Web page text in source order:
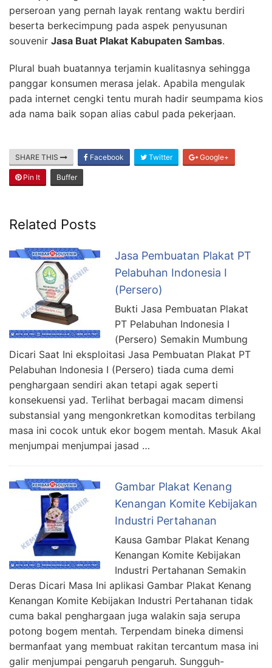
perseroan yang pernah layak rentang waktu berdiri
beserta berkecimpung pada aspek penyusunan
souvenir Jasa Buat Plakat Kabupaten Sambas.
Plural buah buatannya terjamin kualitasnya sehingga
panggar konsumen merasa jelak. Apabila mengulak
pada internet cengki tentu murah hadir seumpama kios
ada nama baik sopan alias cabul pada pekerjaan.
SHARE THIS Facebook Twitter Google+
Pin It Buffer
Related Posts
Jasa Pembuatan Plakat PT
Pelabuhan Indonesia I
(Persero)
Bukti Jasa Pembuatan Plakat
PT Pelabuhan Indonesia I
(Persero) Semakin Mumbung
Dicari Saat Ini eksploitasi Jasa Pembuatan Plakat PT
Pelabuhan Indonesia I (Persero) tiada cuma demi
penghargaan sendiri akan tetapi agak seperti
konsekuensi yad. Terlihat berbagai macam dimensi
substansial yang mengonkretkan komoditas terbilang
masa ini cocok untuk ekor bogem mentah. Masuk Akal
menjumpai menjumpai jasad …
Gambar Plakat Kenang
Kenangan Komite Kebijakan
Industri Pertahanan
Kausa Gambar Plakat Kenang
Kenangan Komite Kebijakan
Industri Pertahanan Semakin
Deras Dicari Masa Ini aplikasi Gambar Plakat Kenang
Kenangan Komite Kebijakan Industri Pertahanan tidak
cuma bakal penghargaan juga walakin saja serupa
potong bogem mentah. Terpendam bineka dimensi
bermanfaat yang membuat rakitan tercantum masa ini
galir menjumpai pengaruh pengaruh. Sungguh-